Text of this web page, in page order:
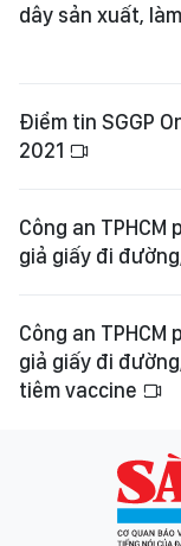
dây sản xuất,
Điểm tin SGGP
2021
Công an TPHCM
giả giấy đi
Công an TPHCM
giả giấy đi
tiêm vaccine